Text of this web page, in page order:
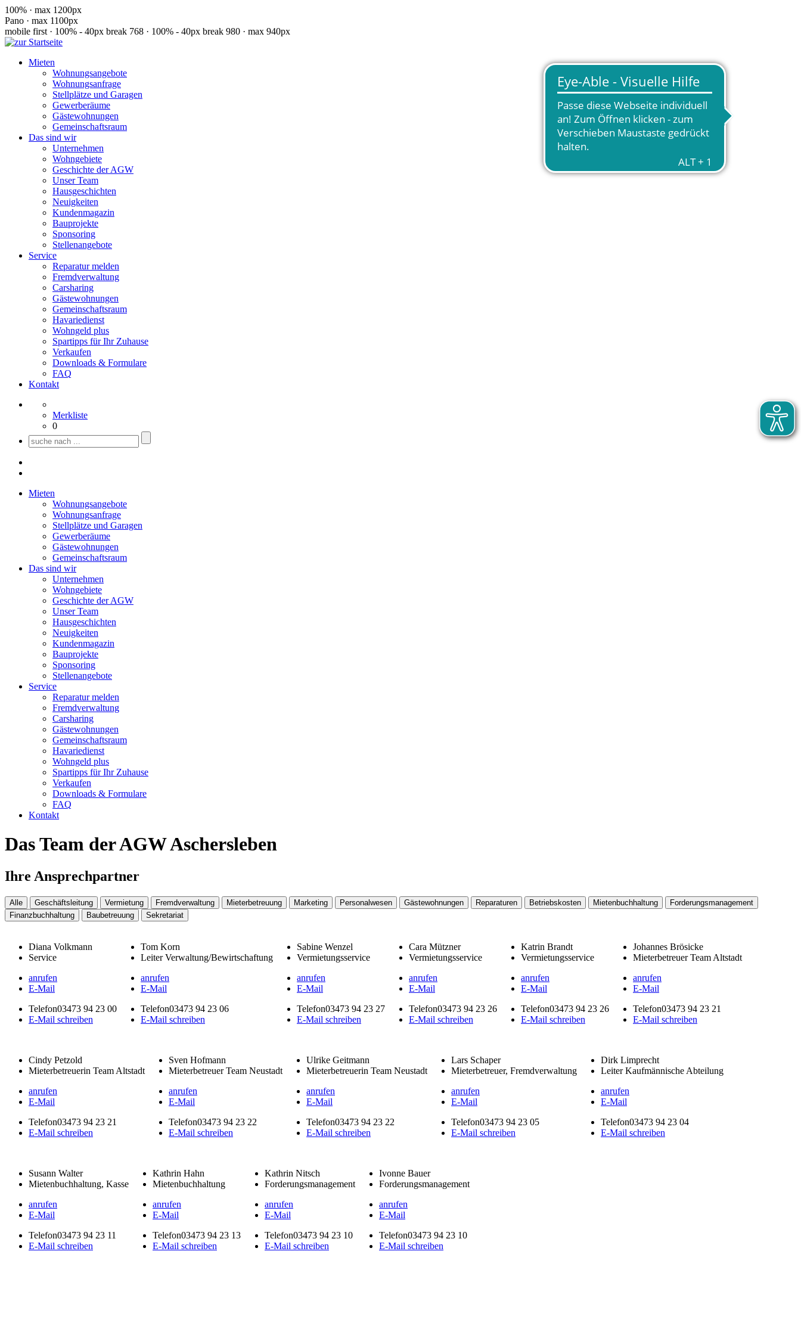
100% · max 1200px
Pano · max 1100px
mobile first · 100% - 40px break 768 · 100% - 40px break 980 · max 940px
Mieten
Wohnungsangebote
Wohnungsanfrage
Stellplätze und Garagen
Gewerberäume
Gästewohnungen
Gemeinschaftsraum
Das sind wir
Unternehmen
Wohngebiete
Geschichte der AGW
Unser Team
Hausgeschichten
Neuigkeiten
Kundenmagazin
Bauprojekte
Sponsoring
Stellenangebote
Service
Reparatur melden
Fremdverwaltung
Carsharing
Gästewohnungen
Gemeinschaftsraum
Havariedienst
Wohngeld plus
Spartipps für Ihr Zuhause
Verkaufen
Downloads & Formulare
FAQ
Kontakt
Merkliste
0
Mieten
Wohnungsangebote
Wohnungsanfrage
Stellplätze und Garagen
Gewerberäume
Gästewohnungen
Gemeinschaftsraum
Das sind wir
Unternehmen
Wohngebiete
Geschichte der AGW
Unser Team
Hausgeschichten
Neuigkeiten
Kundenmagazin
Bauprojekte
Sponsoring
Stellenangebote
Service
Reparatur melden
Fremdverwaltung
Carsharing
Gästewohnungen
Gemeinschaftsraum
Havariedienst
Wohngeld plus
Spartipps für Ihr Zuhause
Verkaufen
Downloads & Formulare
FAQ
Kontakt
Das Team der AGW Aschersleben
Ihre Ansprechpartner
Alle Geschäftsleitung Vermietung Fremdverwaltung Mieterbetreuung Marketing Personalwesen Gästewohnungen Reparaturen Betriebskosten Mietenbuchhaltung
Forderungsmanagement
Finanzbuchhaltung
Baubetreuung Sekretariat
Diana Volkmann
Service
anrufen
E-Mail
Telefon03473 94 23 00
E-Mail schreiben
Tom Korn
Leiter Verwaltung/Bewirtschaftung
anrufen
E-Mail
Telefon03473 94 23 06
E-Mail schreiben
Sabine Wenzel
Vermietungsservice
anrufen
E-Mail
Telefon03473 94 23 27
E-Mail schreiben
Cara Mützner
Vermietungsservice
anrufen
E-Mail
Telefon03473 94 23 26
E-Mail schreiben
Katrin Brandt
Vermietungsservice
anrufen
E-Mail
Telefon03473 94 23 26
E-Mail schreiben
Johannes Brösicke
Mieterbetreuer Team Altstadt
anrufen
E-Mail
Telefon03473 94 23 21
E-Mail schreiben
Cindy Petzold
Mieterbetreuerin Team Altstadt
anrufen
E-Mail
Telefon03473 94 23 21
E-Mail schreiben
Sven Hofmann
Mieterbetreuer Team Neustadt
anrufen
E-Mail
Telefon03473 94 23 22
E-Mail schreiben
Ulrike Geitmann
Mieterbetreuerin Team Neustadt
anrufen
E-Mail
Telefon03473 94 23 22
E-Mail schreiben
Lars Schaper
Mieterbetreuer, Fremdverwaltung
anrufen
E-Mail
Telefon03473 94 23 05
E-Mail schreiben
Dirk Limprecht
Leiter Kaufmännische Abteilung
anrufen
E-Mail
Telefon03473 94 23 04
E-Mail schreiben
Susann Walter
Mietenbuchhaltung, Kasse
anrufen
E-Mail
Telefon03473 94 23 11
E-Mail schreiben
Kathrin Hahn
Mietenbuchhaltung
anrufen
E-Mail
Telefon03473 94 23 13
E-Mail schreiben
Kathrin Nitsch
Forderungsmanagement
anrufen
E-Mail
Telefon03473 94 23 10
E-Mail schreiben
Ivonne Bauer
Forderungsmanagement
anrufen
E-Mail
Telefon03473 94 23 10
E-Mail schreiben